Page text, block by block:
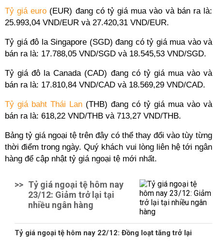
Tỷ giá euro (EUR) đang có tỷ giá mua vào và bán ra là:
25.993,04 VND/EUR và 27.420,31 VND/EUR.
Tỷ giá đô la Singapore (SGD) đang có tỷ giá mua vào và
bán ra là: 17.788,05 VND/SGD và 18.545,53 VND/SGD.
Tỷ giá đô la Canada (CAD) đang có tỷ giá mua vào và
bán ra là: 17.810,84 VND/CAD và 18.569,29 VND/CAD.
Tỷ giá baht Thái Lan (THB) đang có tỷ giá mua vào và
bán ra là: 618,22 VND/THB và 713,27 VND/THB.
Bảng tỷ giá ngoại tệ trên đây có thể thay đổi vào tùy từng
thời điểm trong ngày. Quý khách vui lòng liên hệ tới ngân
hàng để cập nhật tỷ giá ngoại tệ mới nhất.
>> Tỷ giá ngoại tệ hôm nay
23/12: Giảm trở lại tại
nhiều ngân hàng
Tỷ giá ngoại tệ hôm nay 22/12: Đồng loạt tăng trở lại